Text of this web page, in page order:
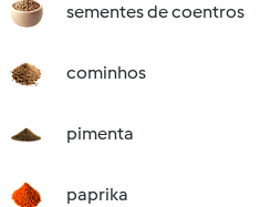
sementes de coentros
cominhos
pimenta
paprika